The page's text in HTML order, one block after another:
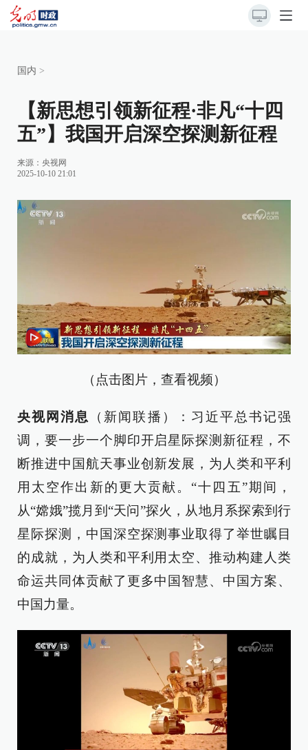
国内 >
【新思想引领新征程·非凡“十四
五”】我国开启深空探测新征程
来源： 央视网
2025-10-10 21:01
（点击图片，查看视频）
央视网消息
（新闻联播）：习近平总书记强
调，要一步一个脚印开启星际探测新征程，不
断推进中国航天事业创新发展，为人类和平利
用太空作出新的更大贡献。“十四五”期间，
从“嫦娥”揽月到“天问”探火，从地月系探索到行
星际探测，中国深空探测事业取得了举世瞩目
的成就，为人类和平利用太空、推动构建人类
命运共同体贡献了更多中国智慧、中国方案、
中国力量。